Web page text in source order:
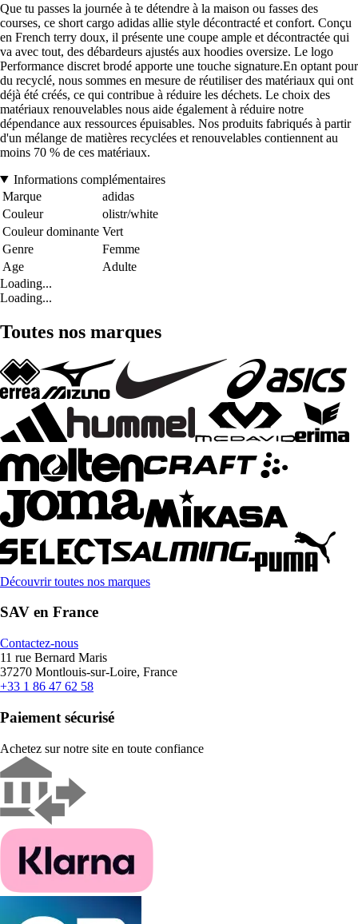
Que tu passes la journée à te détendre à la maison ou fasses des
courses, ce short cargo adidas allie style décontracté et confort. Conçu
en French terry doux, il présente une coupe ample et décontractée qui
va avec tout, des débardeurs ajustés aux hoodies oversize. Le logo
Performance discret brodé apporte une touche signature.En optant pour
du recyclé, nous sommes en mesure de réutiliser des matériaux qui ont
déjà été créés, ce qui contribue à réduire les déchets. Le choix des
matériaux renouvelables nous aide également à réduire notre
dépendance aux ressources épuisables. Nos produits fabriqués à partir
d'un mélange de matières recyclées et renouvelables contiennent au
moins 70 % de ces matériaux.
Informations complémentaires
Marque
adidas
Couleur
olistr/white
Couleur dominante Vert
Genre
Femme
Age
Adulte
Loading...
Loading...
Toutes nos marques
Découvrir toutes nos marques
SAV en France
Contactez-nous
11 rue Bernard Maris
37270 Montlouis-sur-Loire, France
+33 1 86 47 62 58
Paiement sécurisé
Achetez sur notre site en toute confiance